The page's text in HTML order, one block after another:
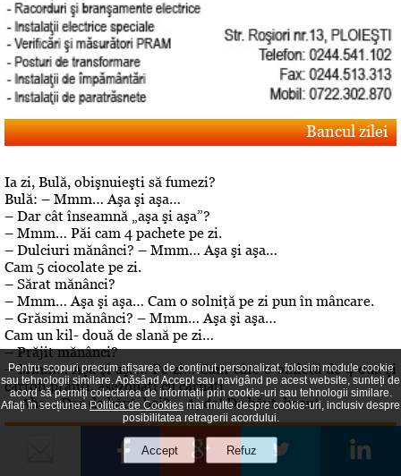
Bancul zilei
Ia zi, Bulă, obişnuieşti să fumezi?
Bulă: – Mmm… Aşa şi aşa…
– Dar cât înseamnă „aşa şi aşa”?
– Mmm… Păi cam 4 pachete pe zi.
– Dulciuri mănânci? – Mmm… Aşa şi aşa…
Cam 5 ciocolate pe zi.
– Sărat mănânci?
– Mmm… Aşa şi aşa… Cam o solniţă pe zi pun în mâncare.
– Grăsimi mănânci? – Mmm… Aşa şi aşa…
Cam un kil- două de slană pe zi…
– Prăjit mănânci?
– Mmm… Aşa şi aşa… Pe zi… Cam câte o omletă de 4 ouă şi
cartofi prăjiţi, asezonaţi cu cârnaţi
.– Aha… Dar de băut, bei? – A, da! De băut, beau!
Editorial
Despre "cazul" Gheboasa
Pentru scopuri precum afișarea de conținut personalizat, folosim module cookie
sau tehnologii similare. Apăsând Accept sau navigând pe acest website, sunteți de
acord să permiți colectarea de informații prin cookie-uri sau tehnologii similare.
Aflați în secțiunea Politica de Cookies mai multe despre cookie-uri, inclusiv despre
posibilitatea retragerii acordului.